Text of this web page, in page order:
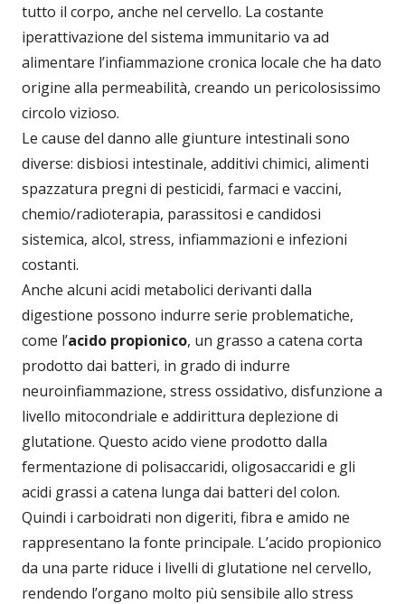
tutto il corpo, anche nel cervello. La costante
iperattivazione del sistema immunitario va ad
alimentare l’infiammazione cronica locale che ha dato
origine alla permeabilità, creando un pericolosissimo
circolo vizioso.
Le cause del danno alle giunture intestinali sono
diverse: disbiosi intestinale, additivi chimici, alimenti
spazzatura pregni di pesticidi, farmaci e vaccini,
chemio/radioterapia, parassitosi e candidosi
sistemica, alcol, stress, infiammazioni e infezioni
costanti.
Anche alcuni acidi metabolici derivanti dalla
digestione possono indurre serie problematiche,
come l’acido propionico, un grasso a catena corta
prodotto dai batteri, in grado di indurre
neuroinfiammazione, stress ossidativo, disfunzione a
livello mitocondriale e addirittura deplezione di
glutatione. Questo acido viene prodotto dalla
fermentazione di polisaccaridi, oligosaccaridi e gli
acidi grassi a catena lunga dai batteri del colon.
Quindi i carboidrati non digeriti, fibra e amido ne
rappresentano la fonte principale. L’acido propionico
da una parte riduce i livelli di glutatione nel cervello,
rendendo l’organo molto più sensibile allo stress